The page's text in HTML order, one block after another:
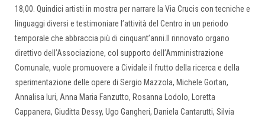
18,00. Quindici artisti in mostra per narrare la Via Crucis con tecniche e
linguaggi diversi e testimoniare l’attività del Centro in un periodo
temporale che abbraccia più di cinquant’anni.Il rinnovato organo
direttivo dell’Associazione, col supporto dell’Amministrazione
Comunale, vuole promuovere a Cividale il frutto della ricerca e della
sperimentazione delle opere di Sergio Mazzola, Michele Gortan,
Annalisa Iuri, Anna Maria Fanzutto, Rosanna Lodolo, Loretta
Cappanera, Giuditta Dessy, Ugo Gangheri, Daniela Cantarutti, Silvia